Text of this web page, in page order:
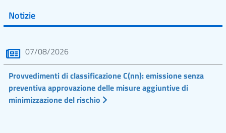
Notizie
07/08/2026
Provvedimenti di classificazione C(nn): emissione senza
preventiva approvazione delle misure aggiuntive di
minimizzazione del rischio